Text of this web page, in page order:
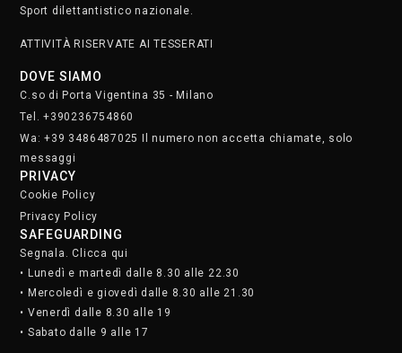
Sport dilettantistico nazionale.
ATTIVITÀ RISERVATE AI TESSERATI
DOVE SIAMO
C.so di Porta Vigentina 35 - Milano
Tel. +390236754860
Wa: +39 3486487025 Il numero non accetta chiamate, solo
messaggi
PRIVACY
Cookie Policy
Privacy Policy
SAFEGUARDING
Segnala. Clicca qui
• Lunedì e martedì dalle 8.30 alle 22.30
• Mercoledì e giovedì dalle 8.30 alle 21.30
• Venerdì dalle 8.30 alle 19
• Sabato dalle 9 alle 17